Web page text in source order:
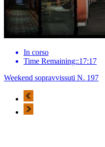
In corso
Time Remaining::17:17
Weekend sopravvissuti N. 197